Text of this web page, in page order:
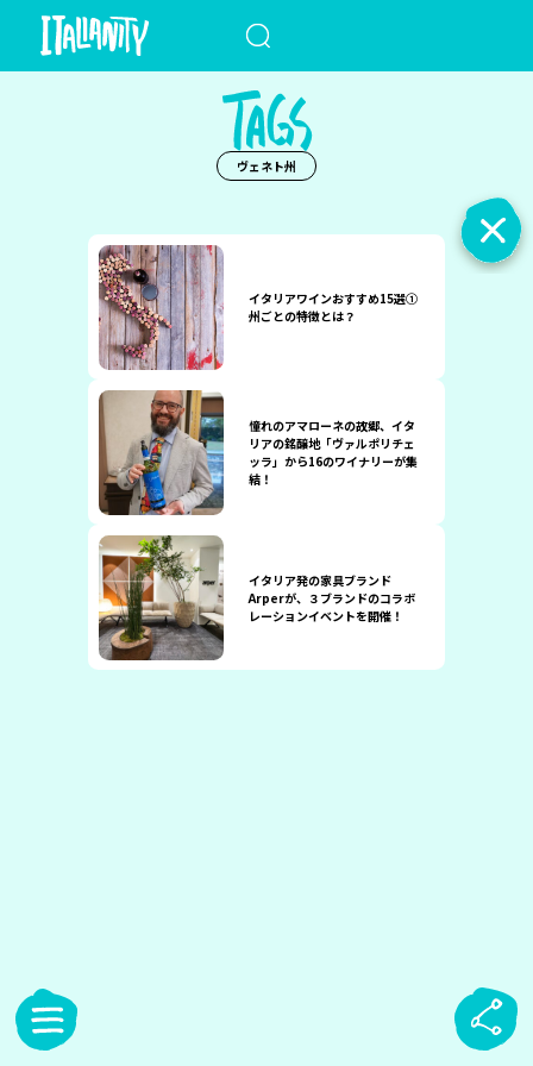
ヴェネト州
イタリアワインおすすめ15選①
州ごとの特徴とは？
憧れのアマローネの故郷、イタ
リアの銘醸地「ヴァルポリチェ
ッラ」から16のワイナリーが集
結！
イタリア発の家具ブランド
Arperが、３ブランドのコラボ
レーションイベントを開催！